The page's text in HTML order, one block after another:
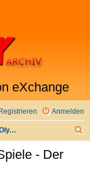
eXchange
Anmelden
Registrieren
Asterix und die Olympischen Spiele - Der Film
- Der